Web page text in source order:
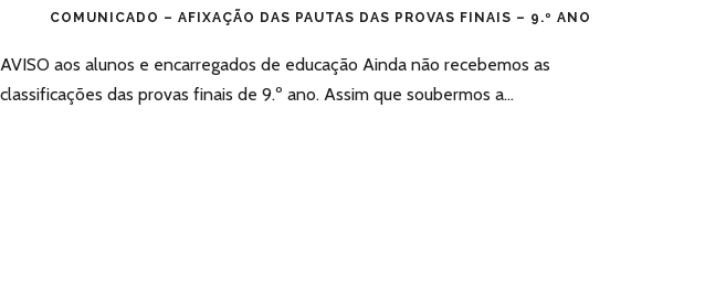
COMUNICADO – AFIXAÇÃO DAS PAUTAS DAS PROVAS FINAIS – 9.º ANO
AVISO aos alunos e encarregados de educação Ainda não recebemos as
classificações das provas finais de 9.º ano. Assim que soubermos a...